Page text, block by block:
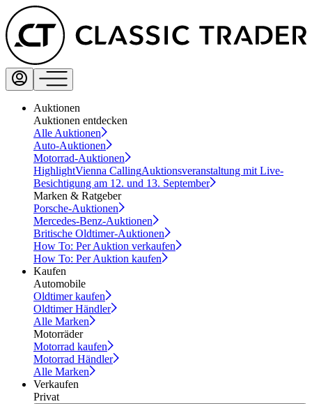
Auktionen
Auktionen entdecken
Alle Auktionen
Auto-Auktionen
Motorrad-Auktionen
HighlightVienna CallingAuktionsveranstaltung mit Live-
Besichtigung am 12. und 13. September
Marken & Ratgeber
Porsche-Auktionen
Mercedes-Benz-Auktionen
Britische Oldtimer-Auktionen
How To: Per Auktion verkaufen
How To: Per Auktion kaufen
Kaufen
Automobile
Oldtimer kaufen
Oldtimer Händler
Alle Marken
Motorräder
Motorrad kaufen
Motorrad Händler
Alle Marken
Verkaufen
Privat